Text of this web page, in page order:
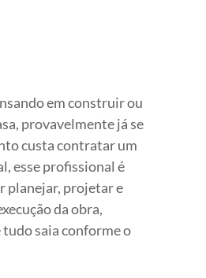
em construir ou
provavelmente já se
custa contratar um
esse profissional é
planejar, projetar e
da obra,
saia conforme o